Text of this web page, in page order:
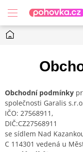
obsah
Domů
Obchodní podmínky
společnosti Garalis
IČO: 27568911,
DIČ:CZ27568911
se sídlem Nad
C 114301 vedená u